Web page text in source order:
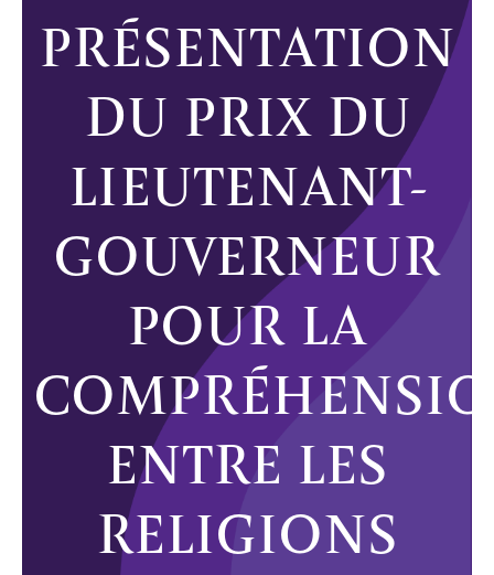
PRÉSENTATION
DU PRIX DU
LIEUTENANT-
GOUVERNEUR
POUR LA
ENTRE LES
RELIGIONS